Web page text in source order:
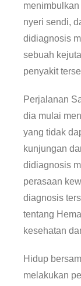
nyeri sendi,
didiagnosis
sebuah
penyakit
Perjalanan
dia mulai
yang tidak
kunjungan
didiagnosis
perasaan
diagnosis
tentang
kesehatan
Hidup
melakukan